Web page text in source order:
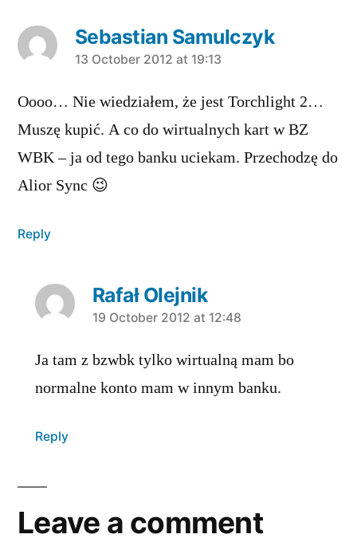
Sebastian Samulczyk
says:
13 October 2012 at 19:13
Oooo… Nie wiedziałem, że jest Torchlight 2…
Muszę kupić. A co do wirtualnych kart w BZ
WBK – ja od tego banku uciekam. Przechodzę do
Alior Sync 😉
Reply
Rafał Olejnik
says:
19 October 2012 at 12:48
Ja tam z bzwbk tylko wirtualną mam bo
normalne konto mam w innym banku.
Reply
Leave a comment